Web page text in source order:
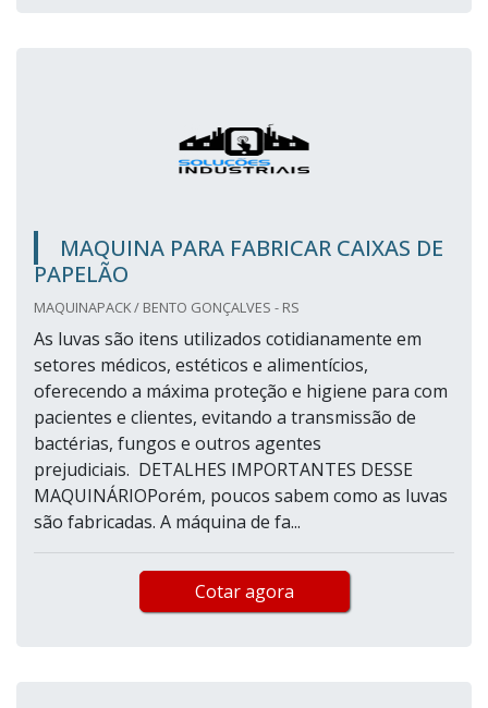
MAQUINA PARA FABRICAR CAIXAS DE
PAPELÃO
MAQUINAPACK / BENTO GONÇALVES - RS
As luvas são itens utilizados cotidianamente em
setores médicos, estéticos e alimentícios,
oferecendo a máxima proteção e higiene para com
pacientes e clientes, evitando a transmissão de
bactérias, fungos e outros agentes
prejudiciais. DETALHES IMPORTANTES DESSE
MAQUINÁRIOPorém, poucos sabem como as luvas
são fabricadas. A máquina de fa...
Cotar agora